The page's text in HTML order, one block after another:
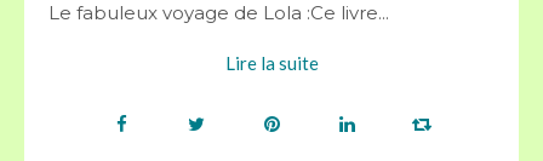
Le fabuleux voyage de Lola :Ce livre...
Lire la suite